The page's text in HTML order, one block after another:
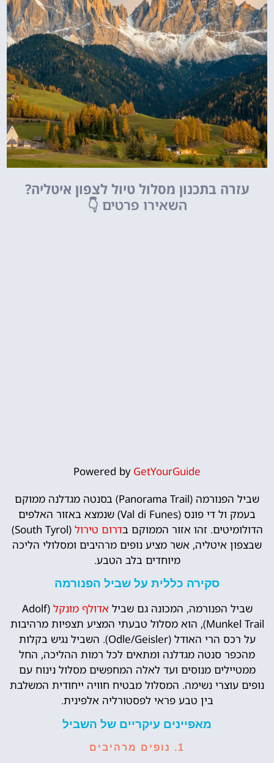
עזרה בתכנון מסלול טיול לצפון איטליה?
השאירו פרטים 👇
Powered by GetYourGuide
שביל הפנורמה (Panorama Trail) בסנטה מגדלנה ממוקם
בעמק ול די פונס (Val di Funes) שנמצא באזור האלפים
הדולומיטים. זהו אזור הממוקם בדרום טירול
(South Tyrol)
שבצפון איטליה, אשר מציע נופים מרהיבים ומסלולי הליכה
מיוחדים בלב הטבע.
סקירה כללית על שביל הפנורמה
שביל הפנורמה, המכונה גם שביל אדולף מונקל (Adolf
Munkel Trail), הוא מסלול טבעתי המציע תצפיות מרהיבות
על רכס הרי האודל (Odle/Geisler). השביל נגיש בקלות
מהכפר סנטה מגדלנה ומתאים לכל רמות ההליכה, החל
ממטיילים מנוסים ועד לאלה המחפשים מסלול נינוח עם
נופים עוצרי נשימה. המסלול מבטיח חוויה ייחודית המשלבת
בין טבע פראי לפסטורליה אלפינית.
מאפיינים עיקריים של השביל
1. נופים מרהיבים